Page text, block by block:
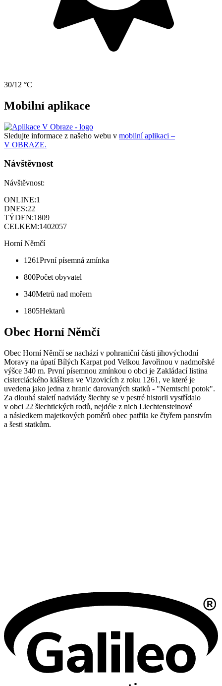
30/12 °C
Mobilní aplikace
Sledujte informace z našeho webu v mobilní aplikaci –
V OBRAZE.
Návštěvnost
Návštěvnost:
ONLINE:1
DNES:22
TÝDEN:1809
CELKEM:1402057
Horní Němčí
1261První písemná zmínka
800Počet obyvatel
340Metrů nad mořem
1805Hektarů
Obec Horní Němčí
Obec Horní Němčí se nachází v pohraniční části jihovýchodní
Moravy na úpatí Bílých Karpat pod Velkou Javořinou v nadmořské
výšce 340 m. První písemnou zmínkou o obci je Zakládací listina
cisterciáckého kláštera ve Vizovicích z roku 1261, ve které je
uvedena jako jedna z hranic darovaných statků - "Nemtschi potok".
Za dlouhá staletí nadvlády šlechty se v pestré historii vystřídalo
v obci 22 šlechtických rodů, nejdéle z nich Liechtensteinové
a následkem majetkových poměrů obec patřila ke čtyřem panstvím
a šesti statkům.